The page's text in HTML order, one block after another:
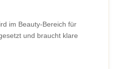
im Beauty-Bereich für
und braucht klare